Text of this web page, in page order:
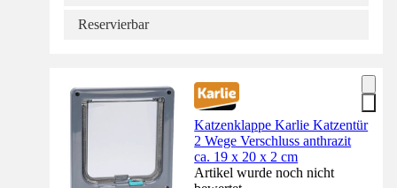
Reservierbar
Katzenklappe Karlie Katzentür
2 Wege Verschluss anthrazit
ca. 19 x 20 x 2 cm
Artikel wurde noch nicht